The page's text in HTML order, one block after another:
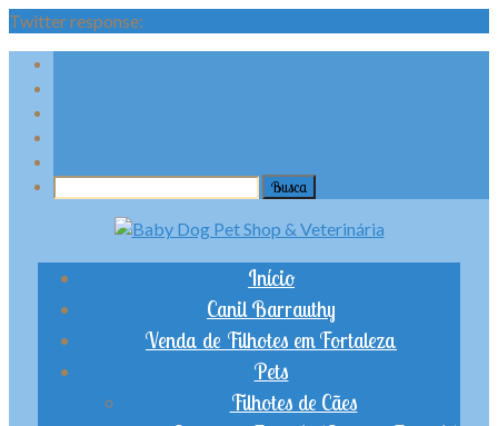
Twitter response:
Início
Canil Barrauthy
Venda de Filhotes em Fortaleza
Pets
Filhotes de Cães